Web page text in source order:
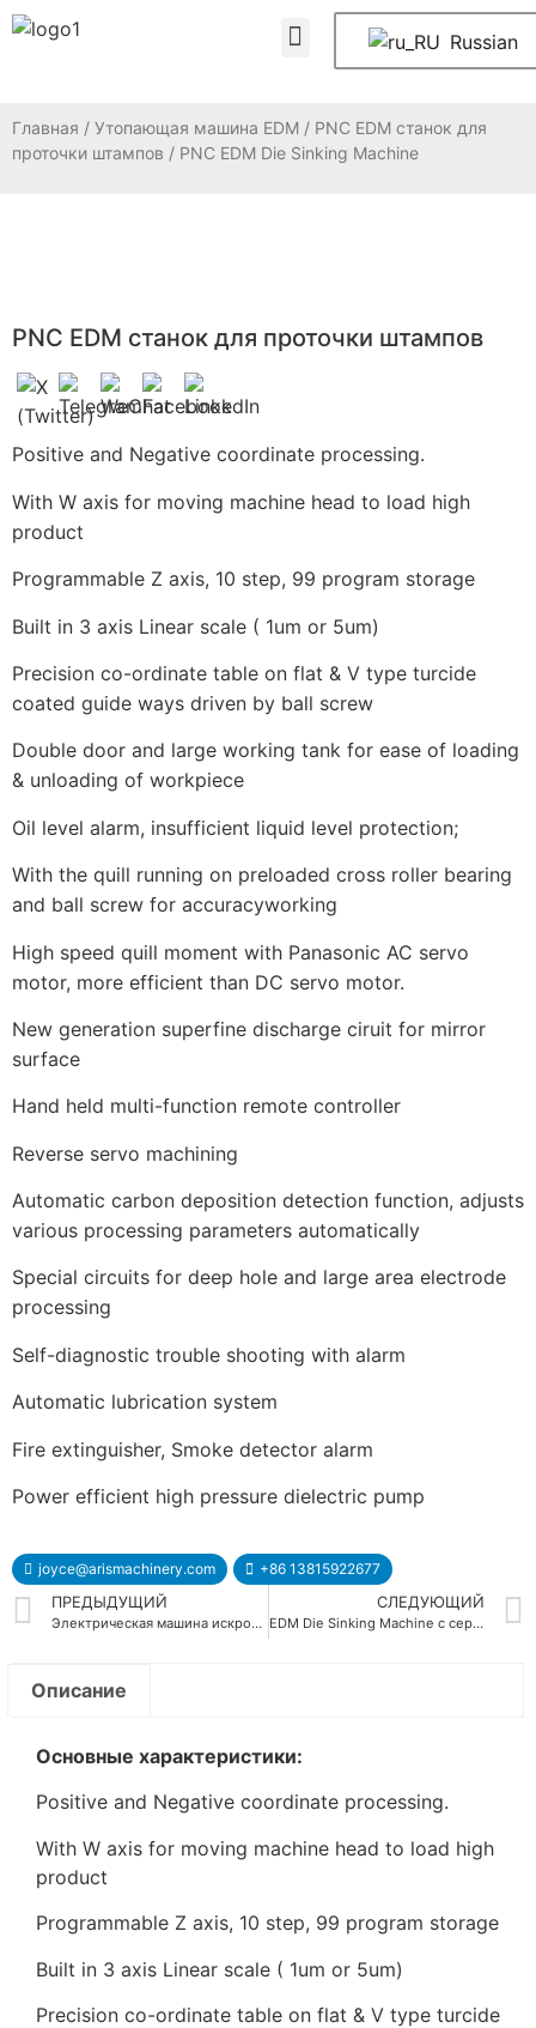
Russian
Главная / Утопающая машина EDM / PNC EDM станок для
проточки штампов / PNC EDM Die Sinking Machine
PNC EDM станок для проточки штампов
Positive and Negative coordinate processing.
With W axis for moving machine head to load high
product
Programmable Z axis, 10 step, 99 program storage
Built in 3 axis Linear scale ( 1um or 5um)
Precision co-ordinate table on flat & V type turcide
coated guide ways driven by ball screw
Double door and large working tank for ease of loading
& unloading of workpiece
Oil level alarm, insufficient liquid level protection;
With the quill running on preloaded cross roller bearing
and ball screw for accuracyworking
High speed quill moment with Panasonic AC servo
motor, more efficient than DC servo motor.
New generation superfine discharge ciruit for mirror
surface
Hand held multi-function remote controller
Reverse servo machining
Automatic carbon deposition detection function, adjusts
various processing parameters automatically
Special circuits for deep hole and large area electrode
processing
Self-diagnostic trouble shooting with alarm
Automatic lubrication system
Fire extinguisher, Smoke detector alarm
Power efficient high pressure dielectric pump
joyce@arismachinery.com
+86 13815922677
ПРЕДЫДУЩИЙ
Электрическая машина искрового разряда
СЛЕДУЮЩИЙ
EDM Die Sinking Machine с серводвигателем постоянного тока
Описание
Основные характеристики:
Positive and Negative coordinate processing.
With W axis for moving machine head to load high
product
Programmable Z axis, 10 step, 99 program storage
Built in 3 axis Linear scale ( 1um or 5um)
Precision co-ordinate table on flat & V type turcide